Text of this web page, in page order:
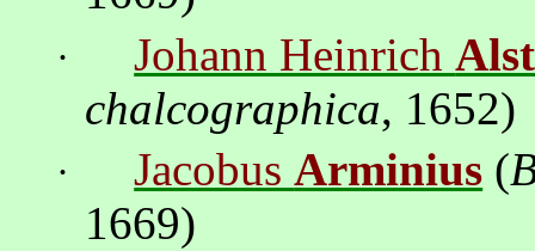
· Johann Heinrich
chalcographica, 1652)
· JacobusArminius (
1669)